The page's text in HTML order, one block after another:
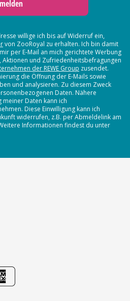
willige ich bis auf Widerruf ein,
von ZooRoyal zu erhalten. Ich bin damit
per E-Mail an mich gerichtete Werbung
Aktionen und Zufriedenheitsbefragungen
der REWE Group zusendet.
die Öffnung der E-Mails sowie
und analysieren. Zu diesem Zweck
Daten. Nähere
Daten kann ich
Diese Einwilligung kann ich
widerrufen, z.B. per Abmeldelink am
Informationen findest du unter